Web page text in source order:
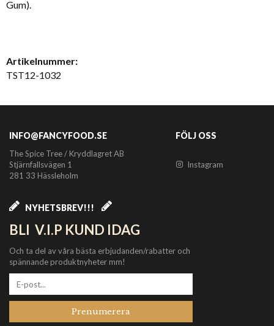
Gum).
Artikelnummer:
TST12-1032
INFO@FANCYFOOD.SE
The Spice Tree / Kryddlagret AB
Stjärnfallsvägen 1
281 33 Hässleholm
FÖLJ OSS
Instagram
NYHETSBREV!!!
BLI V.I.P KUND IDAG
Och ta del av våra bästa erbjudanden/rabatter och
spännande produktnyheter mm!
Prenumerera